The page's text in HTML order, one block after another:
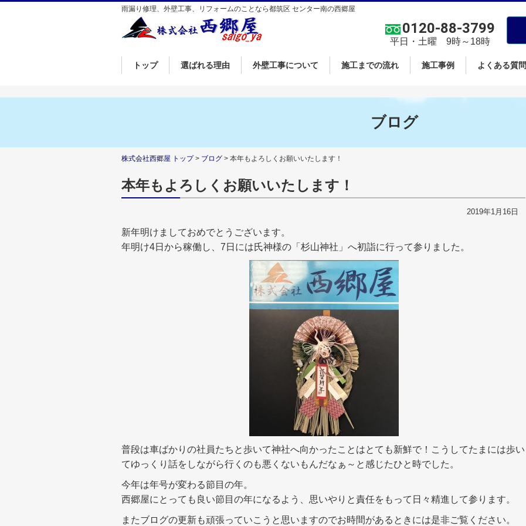
雨漏り修理、外壁工事、リフォームのことなら都筑区 センター南の西郷屋
0120-88-3799
平日・土曜 9時～18時
トップ 選ばれる理由 外壁工事について 施工までの流れ 施工事例 よくある質問
ブログ
株式会社西郷屋 トップ> ブログ > 本年もよろしくお願いいたします！
本年もよろしくお願いいたします！
2019年1月16日
新年明けましておめでとうございます。
年明け4日から稼働し、7日には氏神様の「杉山神社」へ初詣に行って参りました。
普段は車ばかりの社員たちと歩いて神社へ向かったことはとても新鮮で！こうしてたまには歩い
てゆっくり話をしながら行くのも悪くないもんだなぁ～と感じたひと時でした。
今年は年号が変わる節目の年。
西郷屋にとっても良い節目の年になるよう、思いやりと責任をもって日々精進して参ります。
またブログの更新も頑張っていこうと思いますのでお時間があるときには是非ご覧ください。